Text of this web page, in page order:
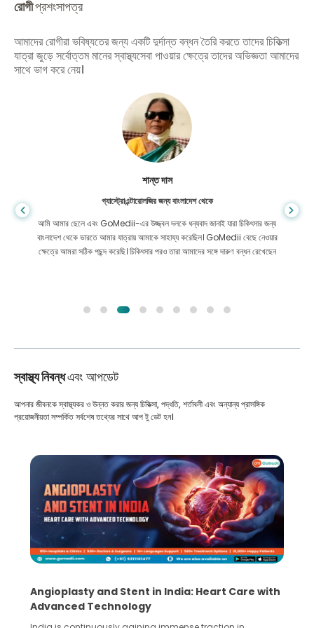
রোগীপ্রশংসাপত্র
আমাদের রোগীরা ভবিষ্যতের জন্য একটি দুর্দান্ত বন্ধন তৈরি করতে তাদের চিকিত্সা
যাত্রা জুড়ে সর্বোত্তম মানের স্বাস্থ্যসেবা পাওয়ার ক্ষেত্রে তাদের অভিজ্ঞতা আমাদের
সাথে ভাগ করে নেয়।
শান্ত দাস
গ্যাস্ট্রোএন্টারোলজির জন্য বাংলাদেশ থেকে
আমি আমার ছেলে এবং GoMedii-এর উজ্জ্বল দলকে ধন্যবাদ জানাই যারা চিকিৎসার জন্য
বাংলাদেশ থেকে ভারতে আমার যাত্রায় আমাকে সাহায্য করেছিল। GoMedii বেছে নেওয়ার
ক্ষেত্রে আমরা সঠিক পছন্দ করেছি। চিকিৎসার পরও তারা আমাদের সঙ্গে দারুণ বন্ধন রেখেছেন
স্বাস্থ্য নিবন্ধএবং আপডেট
আপনার জীবনকে স্বাস্থ্যকর ও উন্নত করার জন্য চিকিত্সা, পদ্ধতি, শর্তাবলী এবং অন্যান্য প্রাসঙ্গিক
প্রয়োজনীয়তা সম্পর্কিত সর্বশেষ তথ্যের সাথে আপ টু ডেট হন।
Angioplasty and Stent in India: Heart Care with
Advanced Technology